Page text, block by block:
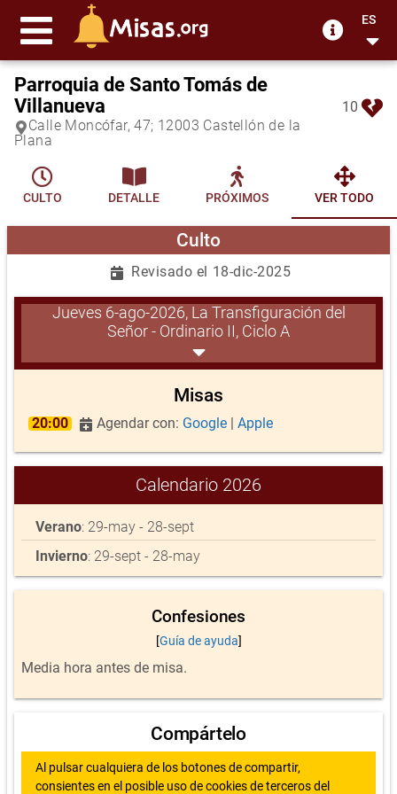
ES
Parroquia de Santo Tomás de
Villanueva
Calle Moncófar, 47; 12003 Castellón de la
Plana
10
CULTO DETALLE PRÓXIMOS VER TODO
Culto
Revisado el 18-dic-2025
Jueves 6-ago-2026, La Transfiguración del
Señor - Ordinario II, Ciclo A
Misas
20:00 Agendar con: Google | Apple
Calendario 2026
Verano: 29-may - 28-sept
Invierno: 29-sept - 28-may
Confesiones
[Guía de ayuda]
Media hora antes de misa.
Compártelo
Al pulsar cualquiera de los botones de compartir,
consientes en el posible uso de cookies de terceros del